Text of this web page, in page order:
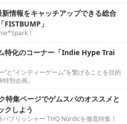
情報をキャッチアップできる総合
FISTBUMP」
！
特化のコーナー「Indie Hype Trai
”と“インディーゲーム”を繋げることを目的
別企画。
特集ページでゲムスパのオススメと
クしよう
ブリッシャー THQ Nordicを徹底特集！